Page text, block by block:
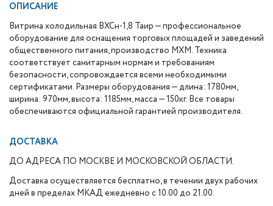
ОПИСАНИЕ
Витрина холодильная ВХСн-1,8 Таир — профессиональное
оборудование для оснащения торговых площадей и заведений
общественного питания, производство МХМ. Техника
соответствует санитарным нормам и требованиям
безопасности, сопровождается всеми необходимыми
сертификатами. Размеры оборудования — длина: 1780мм,
ширина: 970мм, высота: 1185мм, масса — 150кг. Все товары
обеспечиваются официальной гарантией производителя.
ДОСТАВКА
ДО АДРЕСА ПО МОСКВЕ И МОСКОВСКОЙ ОБЛАСТИ.
Доставка осуществляется бесплатно, в течении двух рабочих
дней в пределах МКАД ежедневно с 10.00 до 21.00.